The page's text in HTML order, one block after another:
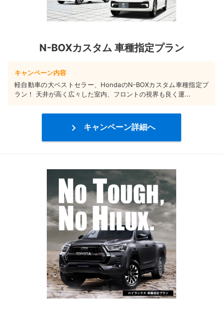
N-BOXカスタム 車種指定プラン
キャンペーン内容
軽自動車の大ベストセラー、HondaのN-BOXカスタム車種指定プ
ラン！ 天井が高く広々した室内、フロントの視界も良く運...
 キャンペーン詳細へ